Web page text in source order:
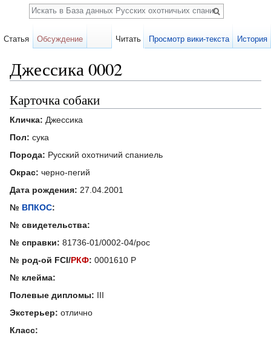
Джессика 0002
Карточка собаки
Кличка: Джессика
Пол: сука
Порода: Русский охотничий спаниель
Окрас: черно-пегий
Дата рождения: 27.04.2001
№ ВПКОС:
№ свидетельства:
№ справки: 81736-01/0002-04/рос
№ род-ой FCI/РКФ: 0001610 Р
№ клейма:
Полевые дипломы: III
Экстерьер: отлично
Класс:
Статья Обсуждение Читать Просмотр вики-текста История
Поиск